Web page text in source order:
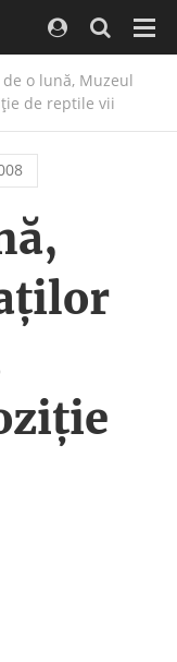
o lună, Muzeul
de reptile vii